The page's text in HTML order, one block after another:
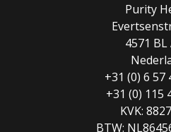
Purity
4571 BL
+31 (0) 6 57
+31 (0) 115
KVK:
BTW: